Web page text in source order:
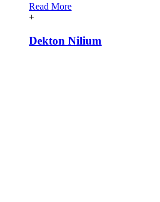
Read More
+
Dekton Nilium